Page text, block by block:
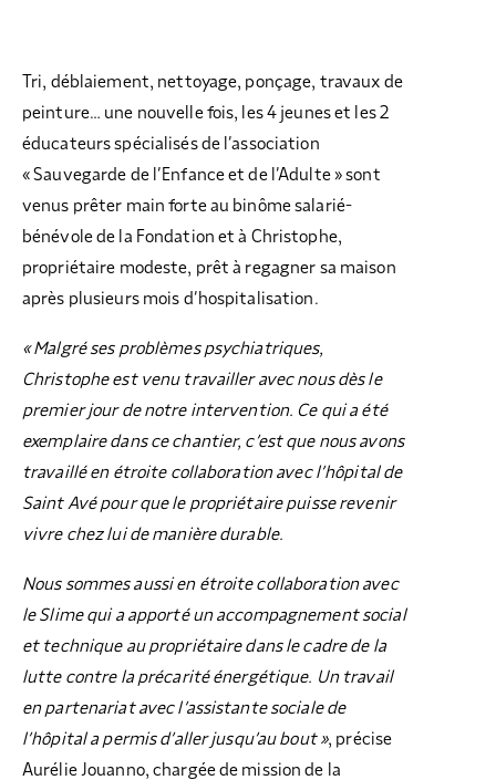
Tri, déblaiement, nettoyage, ponçage, travaux de
peinture… une nouvelle fois, les 4 jeunes et les 2
éducateurs spécialisés de l’association
« Sauvegarde de l’Enfance et de l’Adulte » sont
venus prêter main forte au binôme salarié-
bénévole de la Fondation et à Christophe,
propriétaire modeste, prêt à regagner sa maison
après plusieurs mois d’hospitalisation.
« Malgré ses problèmes psychiatriques,
Christophe est venu travailler avec nous dès le
premier jour de notre intervention. Ce qui a été
exemplaire dans ce chantier, c’est que nous avons
travaillé en étroite collaboration avec l’hôpital de
Saint Avé pour que le propriétaire puisse revenir
vivre chez lui de manière durable.
Nous sommes aussi en étroite collaboration avec
le Slime qui a apporté un accompagnement social
et technique au propriétaire dans le cadre de la
lutte contre la précarité énergétique. Un travail
en partenariat avec l’assistante sociale de
l’hôpital a permis d’aller jusqu’au bout », précise
Aurélie Jouanno, chargée de mission de la